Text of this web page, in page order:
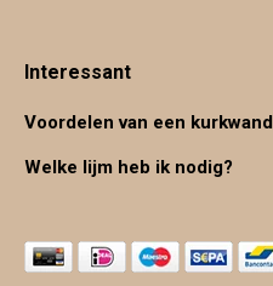
Interessant
Voordelen van een kurkwand
Welke lijm heb ik nodig?